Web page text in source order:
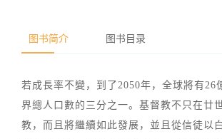
图书简介 图书目录
若成長率不變，到了2050年，全球將有26
界總人口數的三分之一。基督教不只在廿
教，而且將繼續如此發展，並且從信徒以